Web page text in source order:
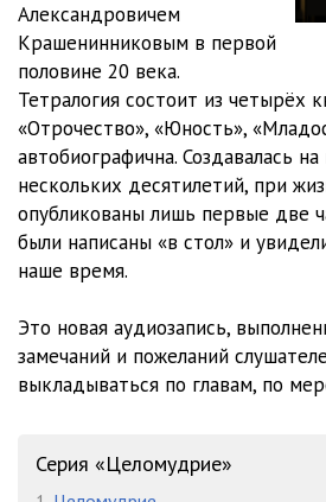
1_21-22
1_23
1_24-26
1_27
1_28-29
1_30-31
1_36-37
Александровичем
Крашенинниковым в первой
половине 20 века.
Тетралогия состоит из четырёх
«Отрочество», «Юность»,
автобиографична. Создавалась
нескольких десятилетий, при
опубликованы лишь первые две
были написаны «в стол» и
наше время.
Это новая аудиозапись,
замечаний и пожеланий
выкладываться по главам, по
Серия «Целомудрие»